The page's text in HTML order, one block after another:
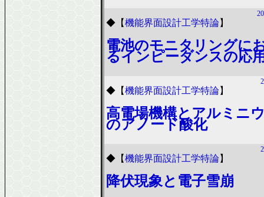
◆ 【機能界面設計工学特論】
電池のモニタリングに
るインピーダンスの応
◆ 【機能界面設計工学特論】
高電場機構とアルミニ
のアノード酸化
◆ 【機能界面設計工学特論】
降伏現象と電子雪崩